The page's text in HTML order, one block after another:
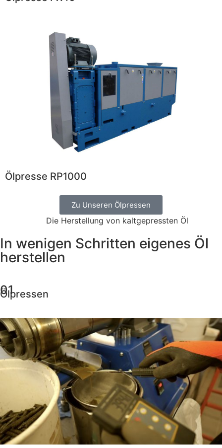
Ölpresse RP1000
Zu Unseren Ölpressen
Die Herstellung von kaltgepressten Öl
In wenigen Schritten eigenes Öl
herstellen
Ölpressen
01